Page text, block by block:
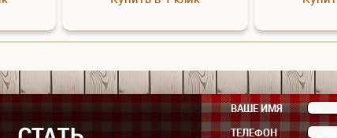
ВАШЕ ИМЯ
ТЕЛЕФОН